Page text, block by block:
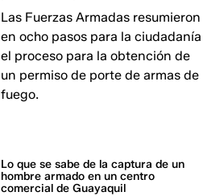
Las Fuerzas Armadas resumieron
en ocho pasos para la ciudadanía
el proceso para la obtención de
un permiso de porte de armas de
fuego.
Lo que se sabe de la captura de un
hombre armado en un centro
comercial de Guayaquil